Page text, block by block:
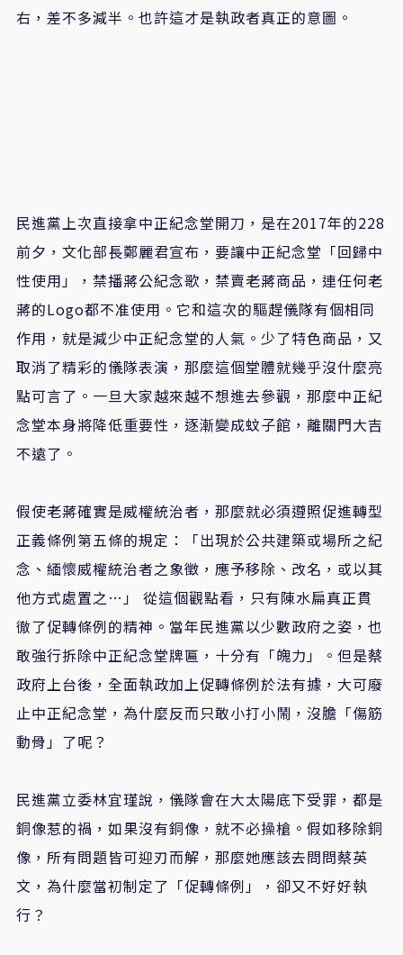
右，差不多減半。也許這才是執政者真正的意圖。
民進黨上次直接拿中正紀念堂開刀，是在2017年的228
前夕，文化部長鄭麗君宣布，要讓中正紀念堂「回歸中
性使用」，禁播蔣公紀念歌，禁賣老蔣商品，連任何老
蔣的Logo都不准使用。它和這次的驅趕儀隊有個相同
作用，就是減少中正紀念堂的人氣。少了特色商品，又
取消了精彩的儀隊表演，那麼這個堂體就幾乎沒什麼亮
點可言了。一旦大家越來越不想進去參觀，那麼中正紀
念堂本身將降低重要性，逐漸變成蚊子館，離關門大吉
不遠了。
假使老蔣確實是威權統治者，那麼就必須遵照促進轉型
正義條例第五條的規定：「出現於公共建築或場所之紀
念、緬懷威權統治者之象徵，應予移除、改名，或以其
他方式處置之…」 從這個觀點看，只有陳水扁真正貫
徹了促轉條例的精神。當年民進黨以少數政府之姿，也
敢強行拆除中正紀念堂牌匾，十分有「魄力」。但是蔡
政府上台後，全面執政加上促轉條例於法有據，大可廢
止中正紀念堂，為什麼反而只敢小打小鬧，沒膽「傷筋
動骨」了呢？
民進黨立委林宜瑾說，儀隊會在大太陽底下受罪，都是
銅像惹的禍，如果沒有銅像，就不必操槍。假如移除銅
像，所有問題皆可迎刃而解，那麼她應該去問問蔡英
文，為什麼當初制定了「促轉條例」，卻又不好好執
行？